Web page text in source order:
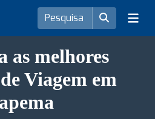
as melhores
Viagem em